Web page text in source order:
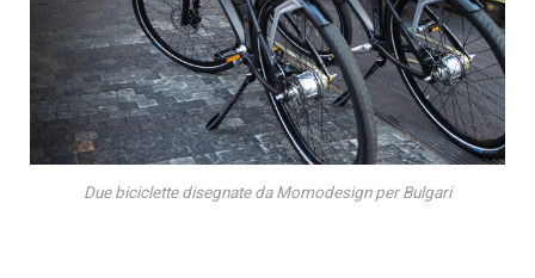
Due biciclette disegnate da Momodesign per Bulgari